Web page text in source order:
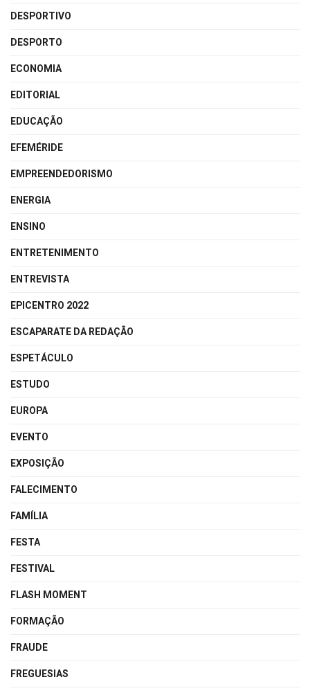
DESPORTIVO
DESPORTO
ECONOMIA
EDITORIAL
EDUCAÇÃO
EFEMÉRIDE
EMPREENDEDORISMO
ENERGIA
ENSINO
ENTRETENIMENTO
ENTREVISTA
EPICENTRO 2022
ESCAPARATE DA REDAÇÃO
ESPETÁCULO
ESTUDO
EUROPA
EVENTO
EXPOSIÇÃO
FALECIMENTO
FAMÍLIA
FESTA
FESTIVAL
FLASH MOMENT
FORMAÇÃO
FRAUDE
FREGUESIAS